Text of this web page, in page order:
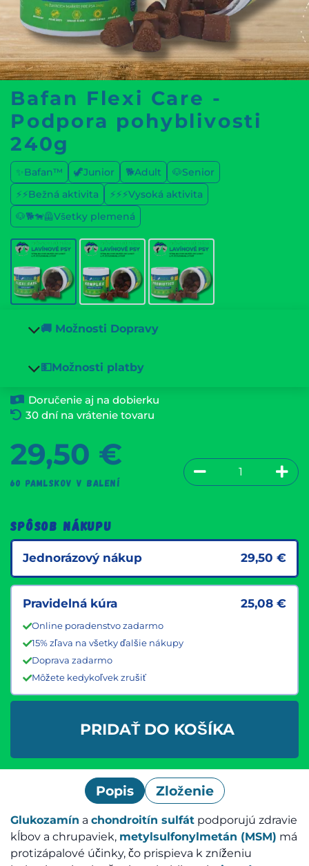
Bafan Flexi Care -
Podpora pohyblivosti
240g
✨Bafan™ 🦖Junior 🐕Adult
🐶Senior
⚡⚡Bežná aktivita
⚡⚡⚡Vysoká aktivita
🐶🐕🐕‍🦺Všetky plemená
🚚 Možnosti Dopravy
💵Možnosti platby
Doručenie aj na dobierku
30 dní na vrátenie tovaru
29,50 €
60 pamlskov v balení
Spôsob nákupu
Jednorázový nákup 29,50 €
Pravidelná kúra 25,08 €
Online poradenstvo zadarmo
15% zľava na všetky ďalšie nákupy
Doprava zadarmo
Môžete kedykoľvek zrušiť
PRIDAŤ DO KOŠÍKA
Popis Zloženie
Glukozamín a chondroitín sulfát podporujú zdravie
kĺbov a chrupaviek, metylsulfonylmetán (MSM) má
protizápalové účinky, čo prispieva k zníženiu